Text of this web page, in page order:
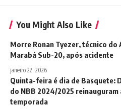
You Might Also Like
Morre Ronan Tyezer, técnico do
Marabá Sub-20, após acidente
janeiro 22, 2026
Quinta-feira é dia de Basquete:
do NBB 2024/2025 reinauguram
temporada